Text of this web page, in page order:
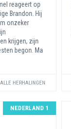
reageert op
Brandon. Hij
onzeker
krijgen, zijn
begon. Ma
ALLE HERHALINGEN
NEDERLAND 1